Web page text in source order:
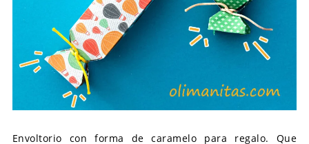
Envoltorio con forma de caramelo para regalo. Que